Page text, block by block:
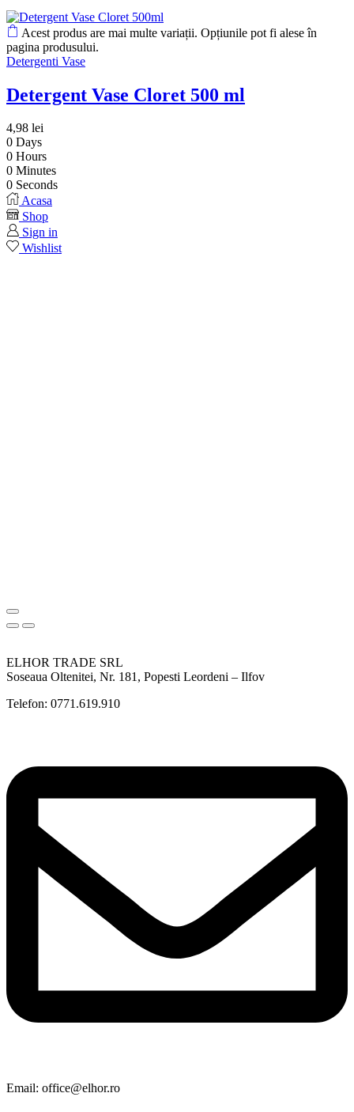
Acest produs are mai multe variații. Opțiunile pot fi alese în
pagina produsului.
Detergenti Vase
Detergent Vase Cloret 500 ml
4,98 lei
0 Days
0 Hours
0 Minutes
0 Seconds
Acasa
Shop
Sign in
Wishlist
ELHOR TRADE SRL
Soseaua Oltenitei, Nr. 181, Popesti Leordeni – Ilfov
Telefon: 0771.619.910
Email: office@elhor.ro